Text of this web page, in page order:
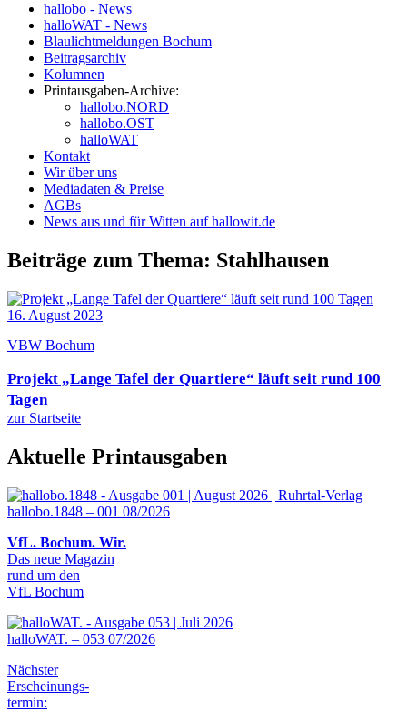
hallobo - News
halloWAT - News
Blaulichtmeldungen Bochum
Beitragsarchiv
Kolumnen
Printausgaben-Archive:
hallobo.NORD
hallobo.OST
halloWAT
Kontakt
Wir über uns
Mediadaten & Preise
AGBs
News aus und für Witten auf hallowit.de
Beiträge zum Thema: Stahlhausen
16. August 2023
VBW Bochum
Projekt „Lange Tafel der Quartiere“ läuft seit rund 100
Tagen
zur Startseite
Aktuelle Printausgaben
hallobo.1848 – 001 08/2026
VfL. Bochum. Wir.
Das neue Magazin
rund um den
VfL Bochum
halloWAT. – 053 07/2026
Nächster
Erscheinungs-
termin: